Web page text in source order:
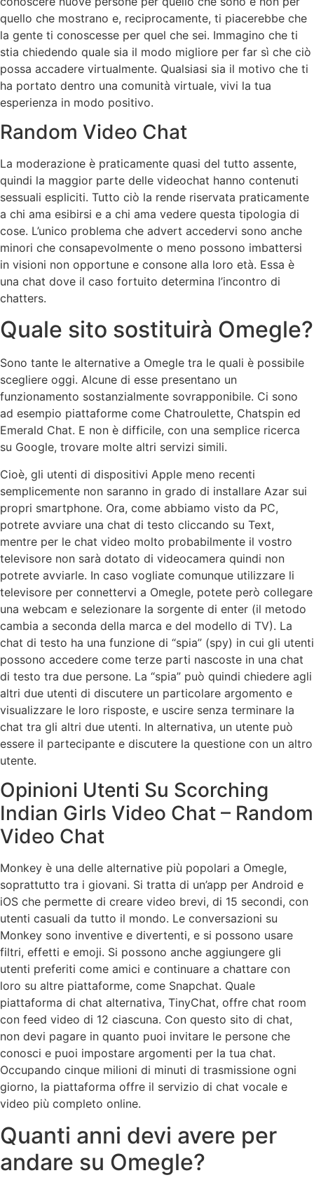
quello che mostrano e, reciprocamente, ti piacerebbe che
la gente ti conoscesse per quel che sei. Immagino che ti
stia chiedendo quale sia il modo migliore per far sì che ciò
possa accadere virtualmente. Qualsiasi sia il motivo che ti
ha portato dentro una comunità virtuale, vivi la tua
esperienza in modo positivo.
Random Video Chat
La moderazione è praticamente quasi del tutto assente,
quindi la maggior parte delle videochat hanno contenuti
sessuali espliciti. Tutto ciò la rende riservata praticamente
a chi ama esibirsi e a chi ama vedere questa tipologia di
cose. L’unico problema che advert accedervi sono anche
minori che consapevolmente o meno possono imbattersi
in visioni non opportune e consone alla loro età. Essa è
una chat dove il caso fortuito determina l’incontro di
chatters.
Quale sito sostituirà Omegle?
Sono tante le alternative a Omegle tra le quali è possibile
scegliere oggi. Alcune di esse presentano un
funzionamento sostanzialmente sovrapponibile. Ci sono
ad esempio piattaforme come Chatroulette, Chatspin ed
Emerald Chat. E non è difficile, con una semplice ricerca
su Google, trovare molte altri servizi simili.
Cioè, gli utenti di dispositivi Apple meno recenti
semplicemente non saranno in grado di installare Azar sui
propri smartphone. Ora, come abbiamo visto da PC,
potrete avviare una chat di testo cliccando su Text,
mentre per le chat video molto probabilmente il vostro
televisore non sarà dotato di videocamera quindi non
potrete avviarle. In caso vogliate comunque utilizzare li
televisore per connettervi a Omegle, potete però collegare
una webcam e selezionare la sorgente di enter (il metodo
cambia a seconda della marca e del modello di TV). La
chat di testo ha una funzione di “spia” (spy) in cui gli utenti
possono accedere come terze parti nascoste in una chat
di testo tra due persone. La “spia” può quindi chiedere agli
altri due utenti di discutere un particolare argomento e
visualizzare le loro risposte, e uscire senza terminare la
chat tra gli altri due utenti. In alternativa, un utente può
essere il partecipante e discutere la questione con un altro
utente.
Opinioni Utenti Su Scorching
Indian Girls Video Chat – Random
Video Chat
Monkey è una delle alternative più popolari a Omegle,
soprattutto tra i giovani. Si tratta di un’app per Android e
iOS che permette di creare video brevi, di 15 secondi, con
utenti casuali da tutto il mondo. Le conversazioni su
Monkey sono inventive e divertenti, e si possono usare
filtri, effetti e emoji. Si possono anche aggiungere gli
utenti preferiti come amici e continuare a chattare con
loro su altre piattaforme, come Snapchat. Quale
piattaforma di chat alternativa, TinyChat, offre chat room
con feed video di 12 ciascuna. Con questo sito di chat,
non devi pagare in quanto puoi invitare le persone che
conosci e puoi impostare argomenti per la tua chat.
Occupando cinque milioni di minuti di trasmissione ogni
giorno, la piattaforma offre il servizio di chat vocale e
video più completo online.
Quanti anni devi avere per
andare su Omegle?